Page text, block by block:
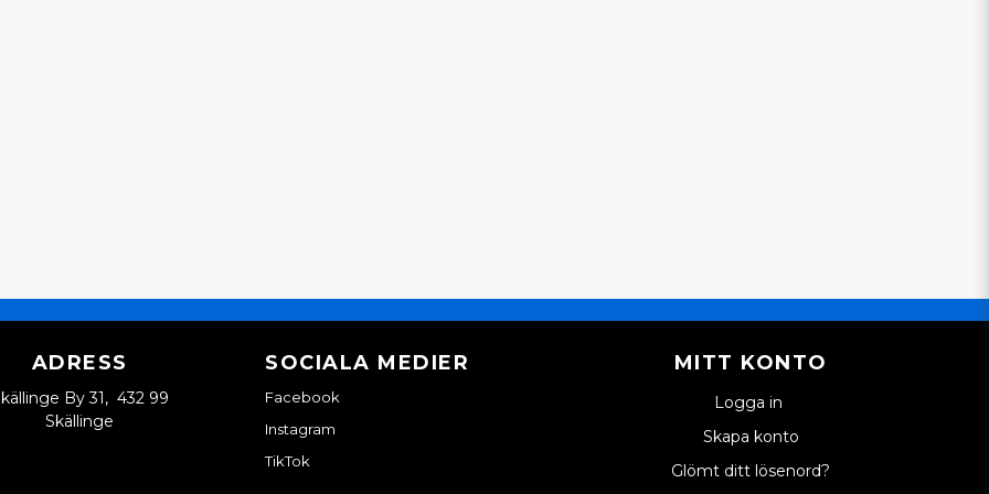
ADRESS
By 31, 432 99
Skällinge
SOCIALA MEDIER
Facebook
Instagram
TikTok
MITT KONTO
Logga in
Skapa konto
Glömt ditt lösenord?